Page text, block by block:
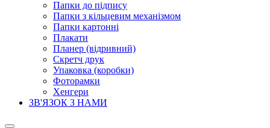
Папки до підпису
Папки з кільцевим механізмом
Папки картонні
Плакати
Планер (відривний)
Скретч друк
Упаковка (коробки)
Фоторамки
Хенгери
ЗВ'ЯЗОК З НАМИ